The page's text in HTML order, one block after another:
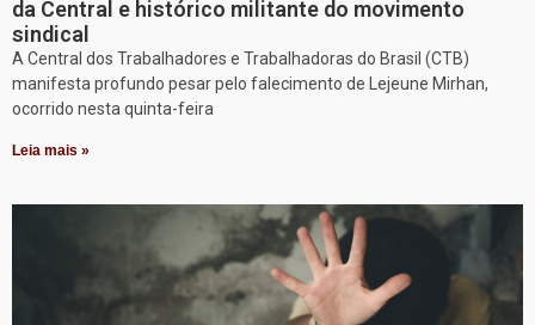
da Central e histórico militante do movimento
sindical
A Central dos Trabalhadores e Trabalhadoras do Brasil (CTB)
manifesta profundo pesar pelo falecimento de Lejeune Mirhan,
ocorrido nesta quinta-feira
Leia mais »